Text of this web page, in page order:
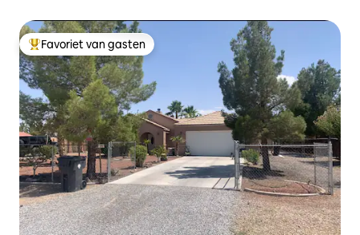
Topfavoriet van gasten
Favoriet van gasten